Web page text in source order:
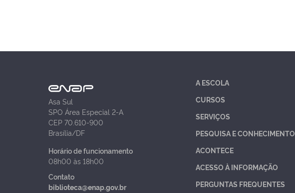
Asa Sul
SPO Área Especial 2-A
CEP 70.610-900
Brasília/DF
Horário de funcionamento
08h00 às 18h00
Contato
biblioteca@enap.gov.br
A ESCOLA
CURSOS
SERVIÇOS
PESQUISA E CONHECIMENTO
ACONTECE
ACESSO À INFORMAÇÃO
PERGUNTAS FREQUENTES